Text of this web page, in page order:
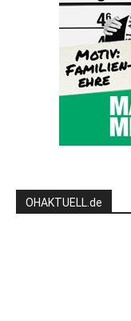
OHAKTUELL.de